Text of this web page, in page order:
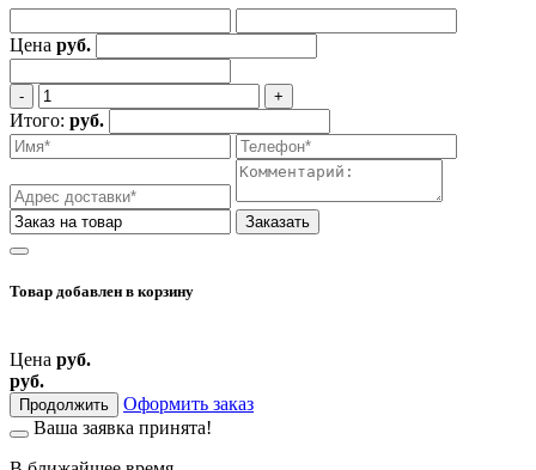
Цена руб.
‐ +
Итого: руб.
Заказать
Товар добавлен в корзину
Цена руб.
руб.
Продолжить
Оформить заказ
Ваша заявка принята!